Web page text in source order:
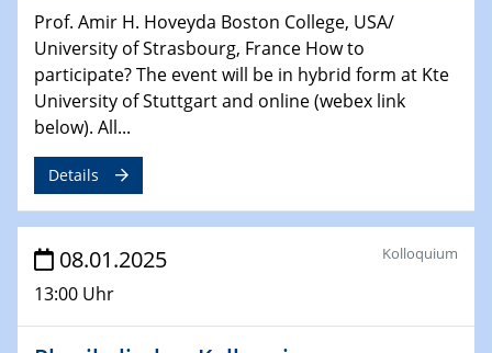
experimental approaches to understanding gene
expression
29.01.2025
GDCh Kolloquium
The Cation Shuffle
30.01.2025
MATURE
Prof. Amir H. Hoveyda Boston College, USA/
University of Strasbourg, France How to
participate? The event will be in hybrid form at Kte
University of Stuttgart and online (webex link
below). All...
Details
08.01.2025
13:00 Uhr
Kolloquium